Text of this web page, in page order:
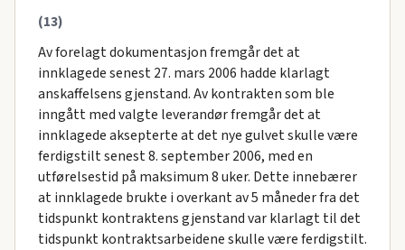
(13)
Av forelagt dokumentasjon fremgår det at
innklagede senest 27. mars 2006 hadde klarlagt
anskaffelsens gjenstand. Av kontrakten som ble
inngått med valgte leverandør fremgår det at
innklagede aksepterte at det nye gulvet skulle være
ferdigstilt senest 8. september 2006, med en
utførelsestid på maksimum 8 uker. Dette innebærer
at innklagede brukte i overkant av 5 måneder fra det
tidspunkt kontraktens gjenstand var klarlagt til det
tidspunkt kontraktsarbeidene skulle være ferdigstilt.